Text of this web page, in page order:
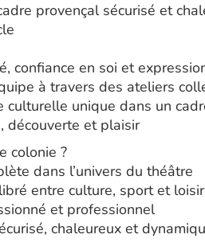
provençal sécurisé et
confiance en soi et
à travers des ateliers
culturelle unique dans un
découverte et plaisir
colonie ?
dans l’univers du théâtre
entre culture, sport et
et professionnel
chaleureux et